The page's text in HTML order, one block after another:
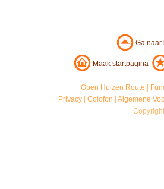
Ga
Maak startpagina
Open Huizen Route
Privacy |Colofon |Algemene